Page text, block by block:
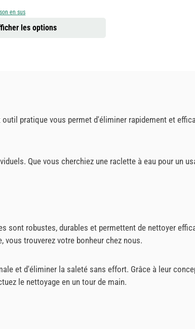
en sus
les options
pratique vous permet d'éliminer rapidement et
Que vous cherchiez une raclette à eau pour un
sont robustes, durables et permettent de nettoyer
vous trouverez votre bonheur chez nous.
et d'éliminer la saleté sans effort. Grâce à leur
le nettoyage en un tour de main.